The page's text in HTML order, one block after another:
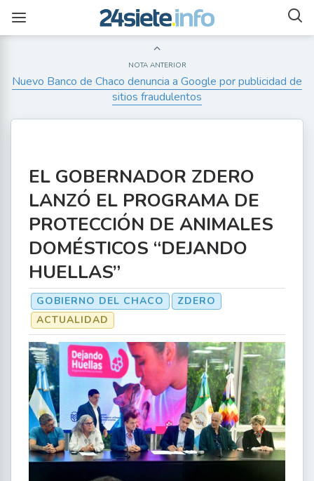
NOTA ANTERIOR
Nuevo Banco de Chaco denuncia a Google por publicidad de
sitios fraudulentos
EL GOBERNADOR ZDERO
LANZÓ EL PROGRAMA DE
PROTECCIÓN DE ANIMALES
DOMÉSTICOS “DEJANDO
HUELLAS”
GOBIERNO DEL CHACO
ZDERO
ACTUALIDAD